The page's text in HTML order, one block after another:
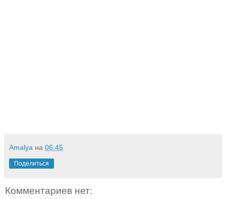
Amalya на 06:45
Поделиться
Комментариев нет: